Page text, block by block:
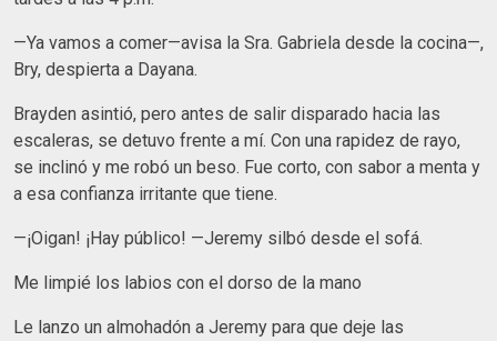
—Ya vamos a comer—avisa la Sra. Gabriela desde la cocina—,
Bry, despierta a Dayana.
Brayden asintió, pero antes de salir disparado hacia las
escaleras, se detuvo frente a mí. Con una rapidez de rayo,
se inclinó y me robó un beso. Fue corto, con sabor a menta y
a esa confianza irritante que tiene.
—¡Oigan! ¡Hay público! —Jeremy silbó desde el sofá.
Me limpié los labios con el dorso de la mano
Le lanzo un almohadón a Jeremy para que deje las